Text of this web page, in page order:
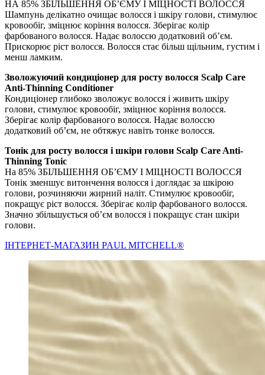
НА 85% ЗБІЛЬШЕННЯ ОБ’ЄМУ І МІЦНОСТІ ВОЛОССЯ
Шампунь делікатно очищає волосся і шкіру голови, стимулює
кровообіг, зміцнює коріння волосся. Зберігає колір
фарбованого волосся. Надає волоссю додатковий об’єм.
Прискорює ріст волосся. Волосся стає більш щільним, густим і
менш ламким.
Зволожуючий кондиціонер для росту волосся Scalp Care
Anti-Thinning Conditioner
Кондиціонер глибоко зволожує волосся і живить шкіру
голови, стимулює кровообіг, зміцнює коріння волосся.
Зберігає колір фарбованого волосся. Надає волоссю
додатковий об’єм, не обтяжує навіть тонке волосся.
Тонік для росту волосся і шкіри голови Scalp Care Anti-
Thinning Tonic
На 85% ЗБІЛЬШЕННЯ ОБ’ЄМУ І МІЦНОСТІ ВОЛОССЯ
Тонік зменшує витончення волосся і доглядає за шкірою
голови, розчиняючи жирний наліт. Стимулює кровообіг,
покращує ріст волосся. Зберігає колір фарбованого волосся.
Значно збільшується об’єм волосся і покращує стан шкіри
голови.
IНТЕРНЕТ-МАГАЗИН PAUL MITCHELL®